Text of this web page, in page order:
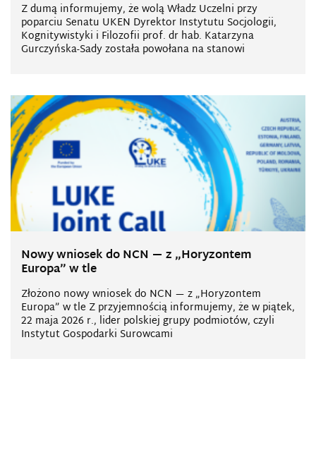
Z dumą informujemy, że wolą Władz Uczelni przy
poparciu Senatu UKEN Dyrektor Instytutu Socjologii,
Kognitywistyki i Filozofii prof. dr hab. Katarzyna
Gurczyńska-Sady została powołana na stanowi
Nowy wniosek do NCN — z „Horyzontem
Europa” w tle
Złożono nowy wniosek do NCN — z „Horyzontem
Europa” w tle Z przyjemnością informujemy, że w piątek,
22 maja 2026 r., lider polskiej grupy podmiotów, czyli
Instytut Gospodarki Surowcami